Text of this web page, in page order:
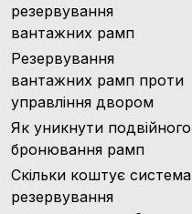
резервування
вантажних рамп
Резервування
вантажних рамп проти
управління двором
Як уникнути подвійного
бронювання рамп
Скільки коштує система
резервування